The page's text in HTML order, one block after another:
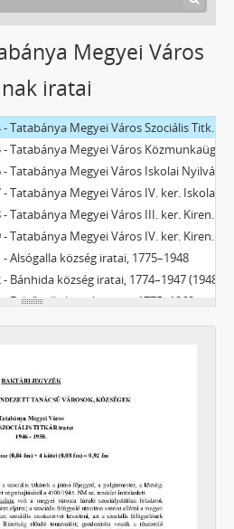
Megyei Város
iratai
Megyei Város Tervmegbízottjának iratai, 1949
Megyei Város Főügyészének iratai, 1948–1949
város Rendőri Büntetőbíróságának, Büntető Bírájának iratai, 1947–1950 (1953)
Megyei Város Szociális Titkárának iratai, 1946–1950
Megyei Város Közmunkaügyi Hivatalának iratai, 1948
Megyei Város Iskolai Nyilvántartó Hivatalának iratai, 1948–1950
Megyei Város IV. ker. Iskolaigazgatóságának iratai, 1947–1949
Megyei Város III. ker. Kirendeltségének iratai, 1946–1950
Megyei Város IV. ker. Kirendeltségének iratai, 1946–1950
Alsógalla község iratai, 1775–1948
Bánhida község iratai, 1774–1947 (1948)
Felsőgalla község iratai, 1775–1969
Tatabánya nagyközség iratai, 1912–1969
- Gazdasági szervek, 1912 - 1979
- Személyek, 1895 - 2006
- Gyűjtemények, 1223 - 2024
- Tanácsok, 1946 - 2002
- Az államigazgatás területi szervei, 1899 - 2002